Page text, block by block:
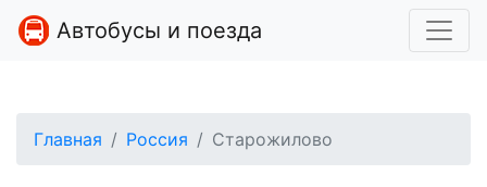
Автобусы и поезда
Главная Россия Старожилово